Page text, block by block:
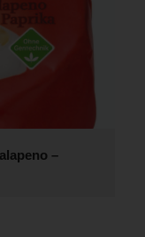
–